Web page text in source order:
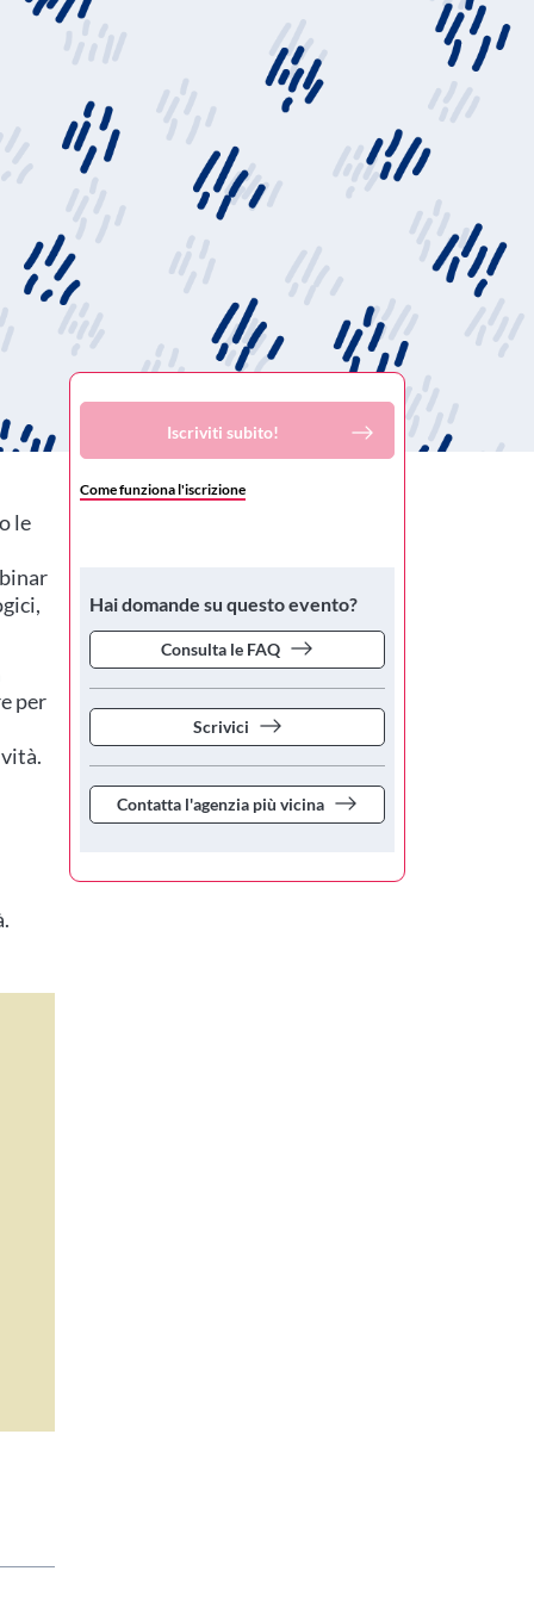
Iscriviti subito!
Come funziona l'iscrizione
Hai domande su questo evento?
Consulta le FAQ
Scrivici
Contatta l'agenzia più vicina
le
per